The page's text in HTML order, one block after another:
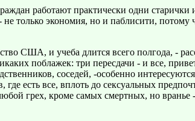
работают практически одни
только экономия, но и паблисити,
США, и учеба длится всего полгода, -
поблажек: три пересдачи - и все,
соседей, -особенно
есть все, вплоть до сексуальных
грех, кроме самых смертных, но вранье